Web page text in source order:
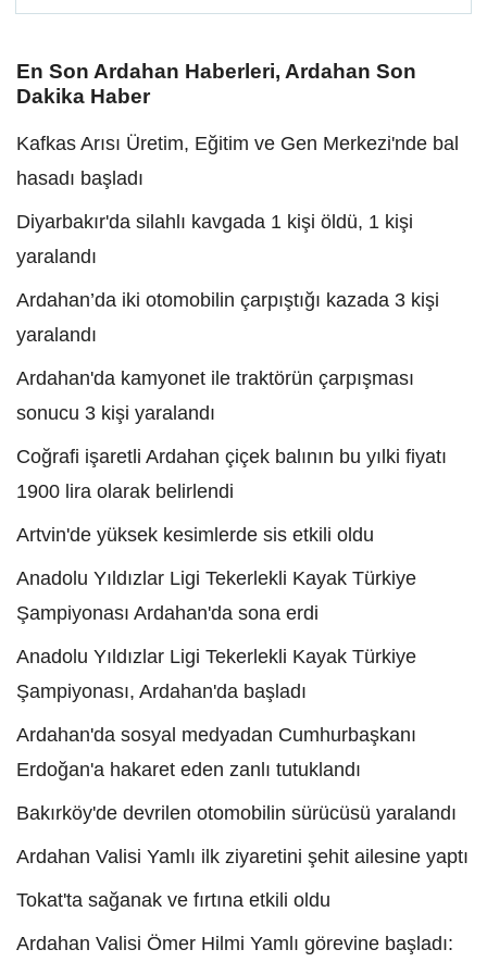
En Son Ardahan Haberleri, Ardahan Son
Dakika Haber
Kafkas Arısı Üretim, Eğitim ve Gen Merkezi'nde bal
hasadı başladı
Diyarbakır'da silahlı kavgada 1 kişi öldü, 1 kişi
yaralandı
Ardahan’da iki otomobilin çarpıştığı kazada 3 kişi
yaralandı
Ardahan'da kamyonet ile traktörün çarpışması
sonucu 3 kişi yaralandı
Coğrafi işaretli Ardahan çiçek balının bu yılki fiyatı
1900 lira olarak belirlendi
Artvin'de yüksek kesimlerde sis etkili oldu
Anadolu Yıldızlar Ligi Tekerlekli Kayak Türkiye
Şampiyonası Ardahan'da sona erdi
Anadolu Yıldızlar Ligi Tekerlekli Kayak Türkiye
Şampiyonası, Ardahan'da başladı
Ardahan'da sosyal medyadan Cumhurbaşkanı
Erdoğan'a hakaret eden zanlı tutuklandı
Bakırköy'de devrilen otomobilin sürücüsü yaralandı
Ardahan Valisi Yamlı ilk ziyaretini şehit ailesine yaptı
Tokat'ta sağanak ve fırtına etkili oldu
Ardahan Valisi Ömer Hilmi Yamlı görevine başladı: